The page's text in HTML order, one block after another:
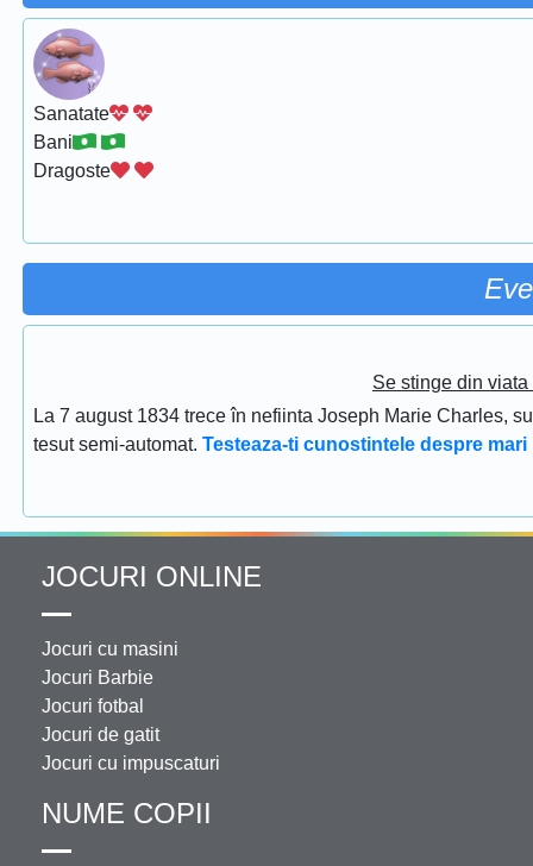
Sanatate
Bani
Dragoste
Se stinge din
La 7 august 1834 trece în nefiinta Joseph Marie Charles,
tesut semi-automat. Testeaza-ti cunostintele despre
JOCURI ONLINE
Jocuri cu masini
Jocuri Barbie
Jocuri fotbal
Jocuri de gatit
Jocuri cu impuscaturi
NUME COPII